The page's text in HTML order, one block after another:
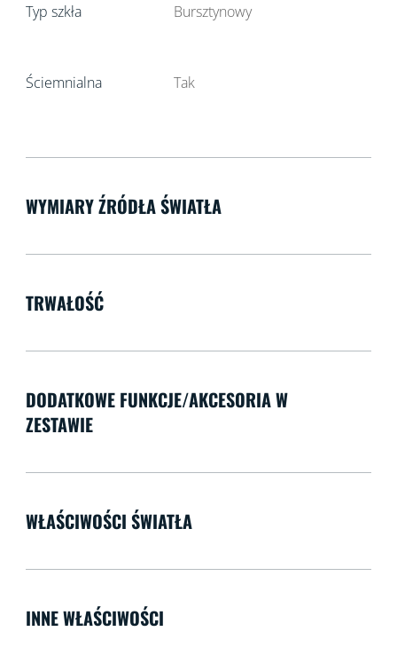
Typ szkła Bursztynowy
Ściemnialna Tak
WYMIARY ŹRÓDŁA ŚWIATŁA
TRWAŁOŚĆ
DODATKOWE FUNKCJE/AKCESORIA W
ZESTAWIE
WŁAŚCIWOŚCI ŚWIATŁA
INNE WŁAŚCIWOŚCI